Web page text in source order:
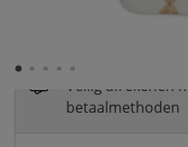
verzonden
Betaal nu of in 3
Veilig afrekenen
betaalmethoden